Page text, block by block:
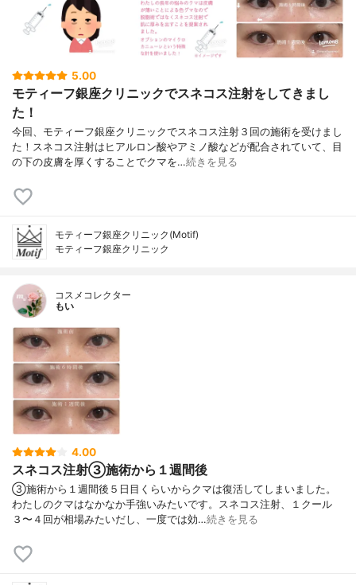
5.00
モティーフ銀座クリニックでスネコス注射をしてきまし
た！
今回、モティーフ銀座クリニックでスネコス注射３回の施術を受けまし
た！スネコス注射はヒアルロン酸やアミノ酸などが配合されていて、目
の下の皮膚を厚くすることでクマを…続きを見る
モティーフ銀座クリニック(Motif)
モティーフ銀座クリニック
コスメコレクター
もい
4.00
スネコス注射③施術から１週間後
③施術から１週間後５日目くらいからクマは復活してしまいました。
わたしのクマはなかなか手強いみたいです。スネコス注射、１クール
３〜４回が相場みたいだし、一度では効…続きを見る